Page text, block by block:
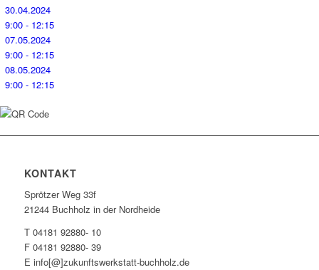
30.04.2024
9:00 - 12:15
07.05.2024
9:00 - 12:15
08.05.2024
9:00 - 12:15
KONTAKT
Sprötzer Weg 33f
21244 Buchholz in der Nordheide
T 04181 92880- 10
F 04181 92880- 39
E info[@]zukunftswerkstatt-buchholz.de